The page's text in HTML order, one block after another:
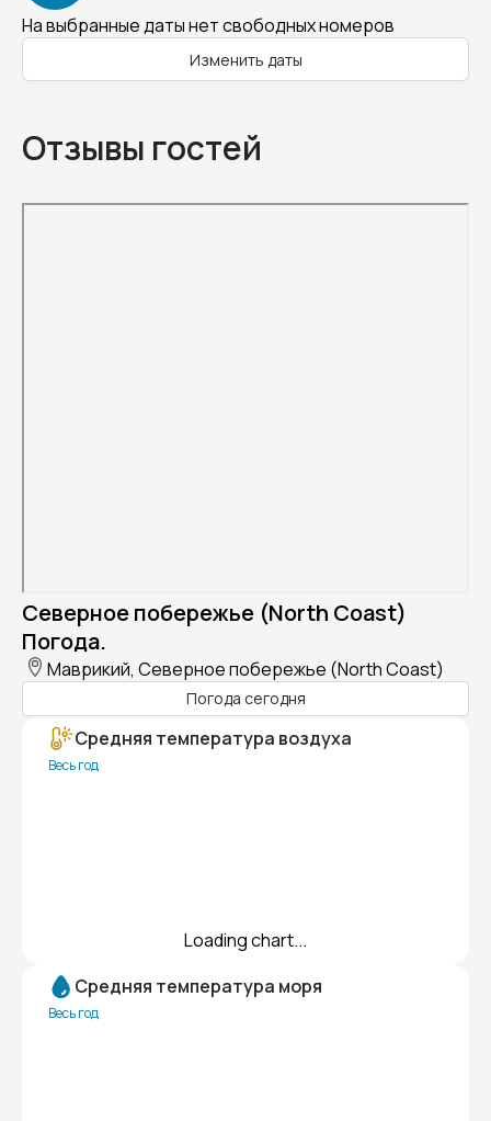
На выбранные даты нет свободных номеров
Изменить даты
Отзывы гостей
Северное побережье (North Coast)
Погода.
Маврикий, Северное побережье (North Coast)
Погода сегодня
Средняя температура воздуха
Весь год
Loading chart...
Средняя температура моря
Весь год